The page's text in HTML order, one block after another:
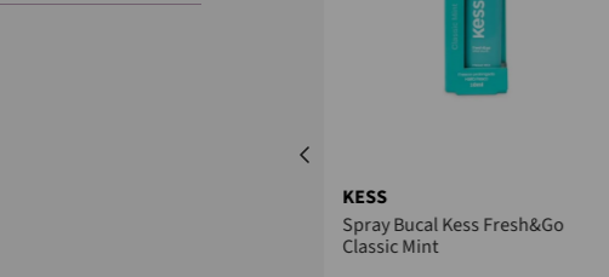
KESS
Spray Bucal Kess Fresh&Go
Classic Mint